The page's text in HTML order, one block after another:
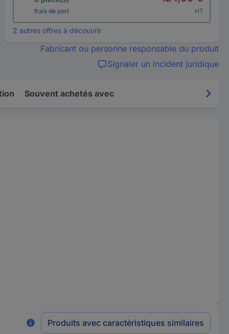
frais de port HT
2 autres offres à découvrir
Fabricant ou personne responsable du produit
Signaler un incident juridique
Souvent achetés avec
Produits avec caractéristiques similaires